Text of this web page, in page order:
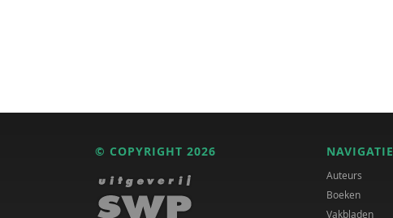
© COPYRIGHT 2026 NAVIGATIE
Auteurs
Boeken
Vakbladen